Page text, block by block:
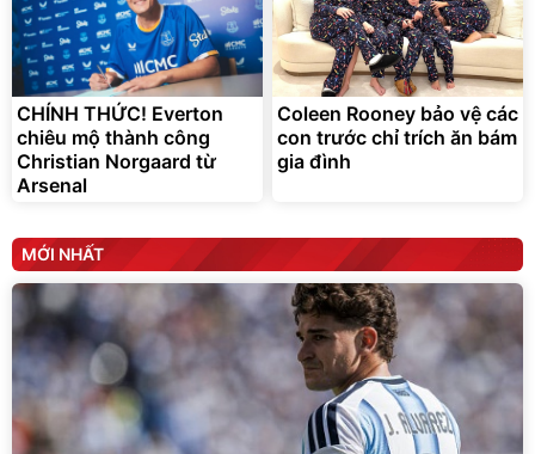
CHÍNH THỨC! Everton
chiêu mộ thành công
Christian Norgaard từ
Arsenal
Coleen Rooney bảo vệ các
con trước chỉ trích ăn bám
gia đình
MỚI NHẤT